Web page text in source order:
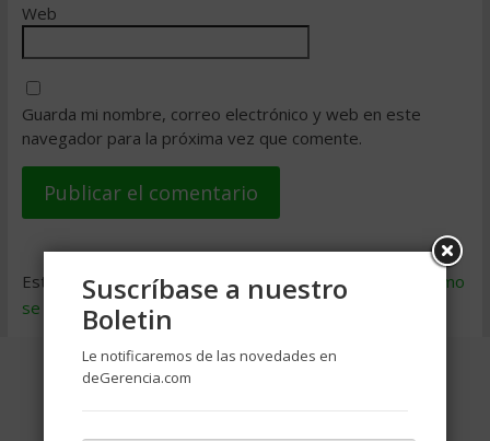
Web
Guarda mi nombre, correo electrónico y web en este
navegador para la próxima vez que comente.
Este sitio usa Akismet para reducir el spam.
Aprende cómo
se procesan los datos de tus comentarios
Suscríbase a nuestro
Boletin
Le notificaremos de las novedades en
deGerencia.com